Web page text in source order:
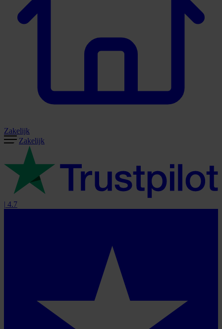
Zakelijk
Zakelijk
| 4.7